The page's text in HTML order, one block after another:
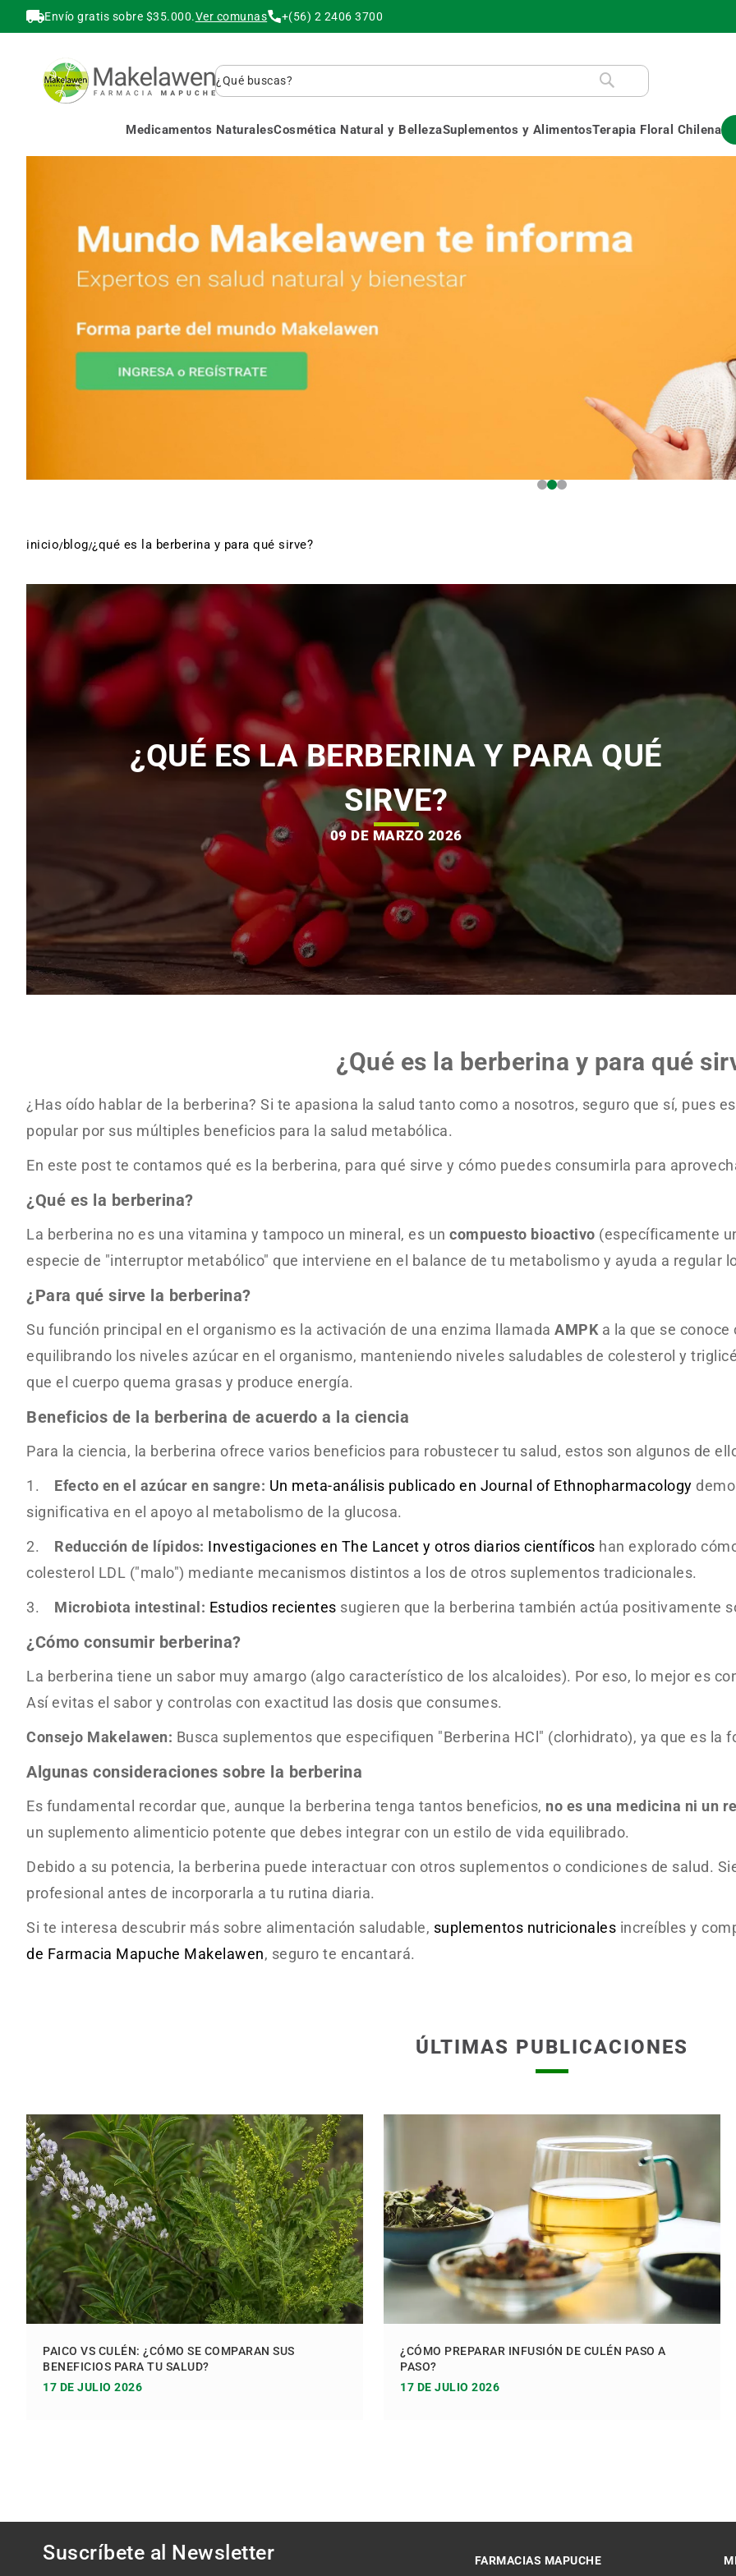
Envío gratis sobre $35.000.Ver comunas +(56) 2 2406 3700
Buscar
Medicamentos NaturalesCosmética Natural y BellezaSuplementos y AlimentosTerapia Floral Chilena
inicio blog ¿qué es la berberina y para qué sirve?
¿QUÉ ES LA BERBERINA Y PARA QUÉ
SIRVE?
09 DE MARZO 2026
¿Qué es la berberina y para qué
¿Has oído hablar de la berberina? Si te apasiona la salud tanto como a nosotros, seguro que sí, pues
popular por sus múltiples beneficios para la salud metabólica.
En este post te contamos qué es la berberina, para qué sirve y cómo puedes consumirla para
¿Qué es la berberina?
La berberina no es una vitamina y tampoco un mineral, es un compuesto bioactivo (específicamente
especie de "interruptor metabólico" que interviene en el balance de tu metabolismo y ayuda a regular
¿Para qué sirve la berberina?
Su función principal en el organismo es la activación de una enzima llamada AMPK a la que se
equilibrando los niveles azúcar en el organismo, manteniendo niveles saludables de colesterol y
que el cuerpo quema grasas y produce energía.
Beneficios de la berberina de acuerdo a la ciencia
Para la ciencia, la berberina ofrece varios beneficios para robustecer tu salud, estos son algunos de
1. Efecto en el azúcar en sangre: Un meta-análisis publicado en Journal of Ethnopharmacology
significativa en el apoyo al metabolismo de la glucosa.
2. Reducción de lípidos: Investigaciones en The Lancet y otros diarios científicos han explorado
colesterol LDL ("malo") mediante mecanismos distintos a los de otros suplementos tradicionales.
3. Microbiota intestinal: Estudios recientes sugieren que la berberina también actúa positivamente
¿Cómo consumir berberina?
La berberina tiene un sabor muy amargo (algo característico de los alcaloides). Por eso, lo mejor es
Así evitas el sabor y controlas con exactitud las dosis que consumes.
Consejo Makelawen: Busca suplementos que especifiquen "Berberina HCl" (clorhidrato), ya que es la
Algunas consideraciones sobre la berberina
Es fundamental recordar que, aunque la berberina tenga tantos beneficios, no es una medicina ni un
un suplemento alimenticio potente que debes integrar con un estilo de vida equilibrado.
Debido a su potencia, la berberina puede interactuar con otros suplementos o condiciones de salud.
profesional antes de incorporarla a tu rutina diaria.
Si te interesa descubrir más sobre alimentación saludable, suplementos nutricionales increíbles y
de Farmacia Mapuche Makelawen, seguro te encantará.
ÚLTIMAS PUBLICACIONES
PAICO VS CULÉN: ¿CÓMO SE COMPARAN SUS
BENEFICIOS PARA TU SALUD?
17 DE JULIO 2026
¿CÓMO PREPARAR INFUSIÓN DE CULÉN PASO A
PASO?
17 DE JULIO 2026
Suscríbete al Newsletter FARMACIAS MAPUCHE